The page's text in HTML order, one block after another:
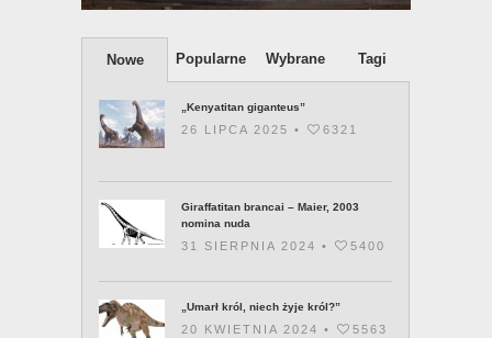
Nowe Popularne Wybrane Tagi
„Kenyatitan giganteus”
26 LIPCA 2025 • 6321
Giraffatitan brancai – Maier, 2003
nomina nuda
31 SIERPNIA 2024 • 5400
„Umarł król, niech żyje król?”
20 KWIETNIA 2024 • 5563